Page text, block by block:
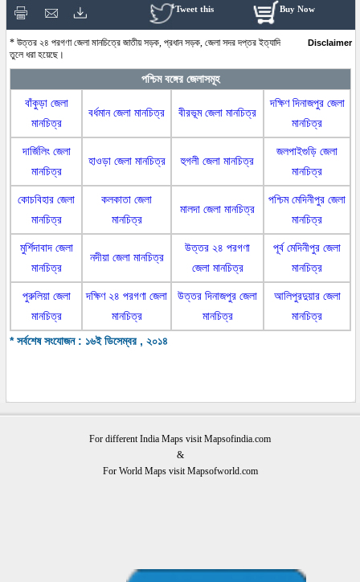
Buy Now
Tweet this
* উত্তর ২৪ পরগণা জেলা মানচিত্রে জাতীয় সড়ক, প্রধান সড়ক, জেলা সদর দপ্তর ইত্যাদি
তুলে ধরা হয়েছে।
Disclaimer
পশ্চিম বঙ্গের জেলাসমূহ
বাঁকুড়া জেলা
মানচিত্র
বর্ধমান জেলা মানচিত্র বীরভূম জেলা মানচিত্র
দক্ষিণ দিনাজপুর জেলা
মানচিত্র
দার্জিলিং জেলা
মানচিত্র
হাওড়া জেলা মানচিত্র হুগলী জেলা মানচিত্র
জলপাইগুড়ি জেলা
মানচিত্র
কোচবিহার জেলা
মানচিত্র
কলকাতা জেলা
মানচিত্র
মালদা জেলা মানচিত্র
পশ্চিম মেদিনীপুর জেলা
মানচিত্র
মুর্শিদাবাদ জেলা
মানচিত্র
নদীয়া জেলা মানচিত্র
উত্তর ২৪ পরগণা
জেলা মানচিত্র
পূর্ব মেদিনীপুর জেলা
মানচিত্র
পুরুলিয়া জেলা
মানচিত্র
দক্ষিণ ২৪ পরগণা জেলা
মানচিত্র
উত্তর দিনাজপুর জেলা
মানচিত্র
আলিপুরদুয়ার জেলা
মানচিত্র
* সর্বশেষ সংযোজন : ১৬ই ডিসেম্বর , ২০১৪
For different India Maps visit Mapsofindia.com
&
For World Maps visit Mapsofworld.com